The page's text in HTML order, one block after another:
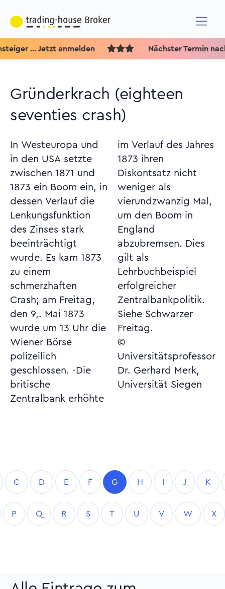
... Jetzt anmelden Nächster Termin nach der
Gründerkrach (eighteen
seventies crash)
In Westeuropa und
in den USA setzte
zwischen 1871 und
1873 ein Boom ein, in
dessen Verlauf die
Lenkungsfunktion
des Zinses stark
beeinträchtigt
wurde. Es kam 1873
zu einem
schmerzhaften
Crash; am Freitag,
den 9,. Mai 1873
wurde um 13 Uhr die
Wiener Börse
polizeilich
geschlossen. -Die
britische
Zentralbank erhöhte
im Verlauf des Jahres
1873 ihren
Diskontsatz nicht
weniger als
vierundzwanzig Mal,
um den Boom in
England
abzubremsen. Dies
gilt als
Lehrbuchbeispiel
erfolgreicher
Zentralbankpolitik.
Siehe Schwarzer
Freitag.
©
Universitätsprofessor
Dr. Gerhard Merk,
Universität Siegen
C D E F G H I J K
P Q R S T U V W X